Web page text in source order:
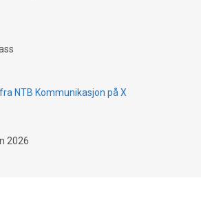
NTB Kommunikasjon på X
2026